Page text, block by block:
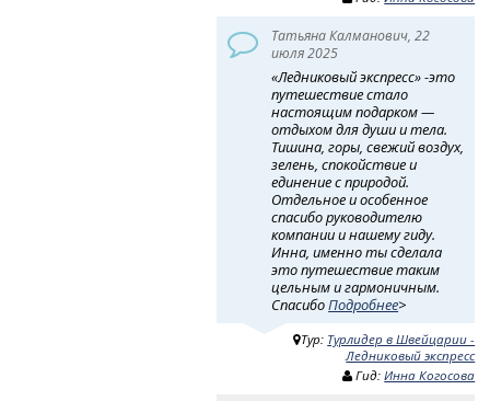
Татьяна Калманович, 22
июля 2025
«Ледниковый экспресс» -это
путешествие стало
настоящим подарком —
отдыхом для души и тела.
Тишина, горы, свежий воздух,
зелень, спокойствие и
единение с природой.
Отдельное и особенное
спасибо руководителю
компании и нашему гиду.
Инна, именно ты сделала
это путешествие таким
цельным и гармоничным.
СпасибоПодробнее>
Тур: Турлидер в Швейцарии -
Ледниковый экспресс
Гид:Инна Когосова